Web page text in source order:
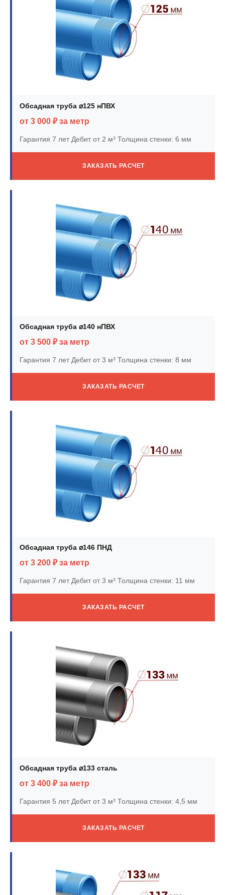
Обсадная труба ⌀125 нПВХ
от 3 000 ₽ за метр
Гарантия 7 летДебит от 2 м³ Толщина стенки: 6 мм
ЗАКАЗАТЬ РАСЧЕТ
Обсадная труба ⌀140 нПВХ
от 3 500 ₽ за метр
Гарантия 7 летДебит от 3 м³ Толщина стенки: 8 мм
ЗАКАЗАТЬ РАСЧЕТ
Обсадная труба ⌀146 ПНД
от 3 200 ₽ за метр
Гарантия 7 летДебит от 3 м³ Толщина стенки: 11 мм
ЗАКАЗАТЬ РАСЧЕТ
Обсадная труба ⌀133 сталь
от 3 400 ₽ за метр
Гарантия 5 летДебит от 3 м³ Толщина стенки: 4,5 мм
ЗАКАЗАТЬ РАСЧЕТ